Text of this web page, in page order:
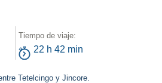
Tiempo de viaje:
22 h 42 min
Tetelcingo y Jincore.